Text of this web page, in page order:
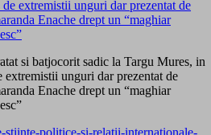
si batjocorit sadic la Targu Mures, in
extremistii unguri dar prezentat de
Enache drept un “maghiar